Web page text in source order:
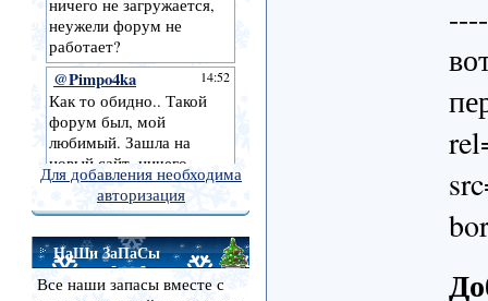
Для добавления необходима
авторизация
НаШи ЗаПаСы
Все наши запасы вместе с